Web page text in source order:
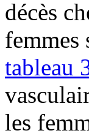
décès
femmes
tableau
les